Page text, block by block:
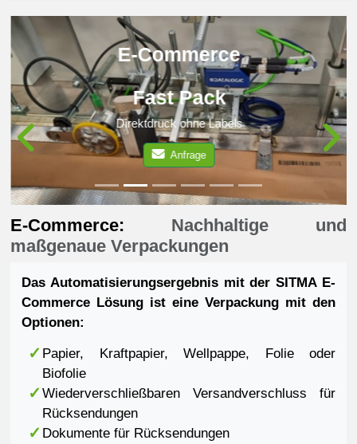
E-Commerce
Fast Pack
Direktdruck ohne Labels
Anfrage
Previous
E-Commerce: Nachhaltige und
maßgenaue Verpackungen
Das Automatisierungsergebnis mit der SITMA E-
Commerce Lösung ist eine Verpackung mit den
Optionen:
Papier, Kraftpapier, Wellpappe, Folie oder
Biofolie
Wiederverschließbaren Versandverschluss für
Rücksendungen
Dokumente für Rücksendungen